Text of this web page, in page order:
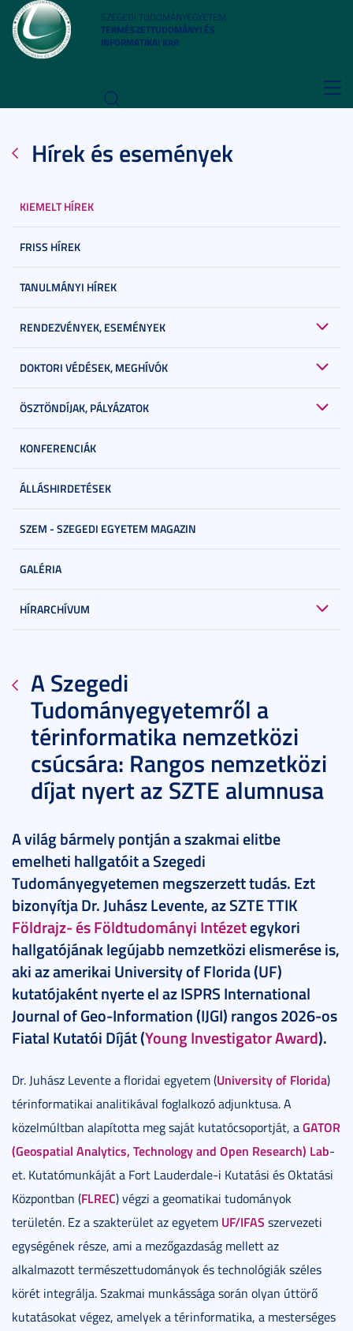
SZEGEDI TUDOMÁNYEGYETEM
TERMÉSZETTUDOMÁNYI ÉS
INFORMATIKAI KAR
Hírek és események
KIEMELT HÍREK
FRISS HÍREK
TANULMÁNYI HÍREK
RENDEZVÉNYEK, ESEMÉNYEK
DOKTORI VÉDÉSEK, MEGHÍVÓK
ÖSZTÖNDÍJAK, PÁLYÁZATOK
KONFERENCIÁK
ÁLLÁSHIRDETÉSEK
SZEM - SZEGEDI EGYETEM MAGAZIN
GALÉRIA
HÍRARCHÍVUM
A Szegedi
Tudományegyetemről a
térinformatika nemzetközi
csúcsára: Rangos nemzetközi
díjat nyert az SZTE alumnusa
A világ bármely pontján a szakmai elitbe
emelheti hallgatóit a Szegedi
Tudományegyetemen megszerzett tudás. Ezt
bizonyítja Dr. Juhász Levente, az SZTE TTIK
Földrajz- és Földtudományi Intézetegykori
hallgatójának legújabb nemzetközi elismerése is,
aki az amerikai University of Florida (UF)
kutatójaként nyerte el az ISPRS International
Journal of Geo-Information (IJGI) rangos 2026-os
Fiatal Kutatói Díját (Young Investigator Award).
Dr. Juhász Levente a floridai egyetem (University of Florida)
térinformatikai analitikával foglalkozó adjunktusa. A
közelmúltban alapította meg saját kutatócsoportját, aGATOR
(Geospatial Analytics, Technology and Open Research) Lab-
et. Kutatómunkáját a Fort Lauderdale-i Kutatási és Oktatási
Központban (FLREC) végzi a geomatikai tudományok
területén. Ez a szakterület az egyetem UF/IFAS szervezeti
egységének része, ami a mezőgazdaság mellett az
alkalmazott természettudományok és technológiák széles
körét integrálja. Szakmai munkássága során olyan úttörő
kutatásokat végez, amelyek a térinformatika, a mesterséges